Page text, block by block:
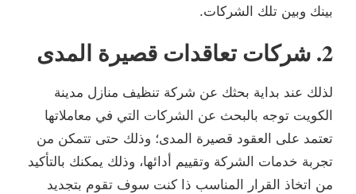
بينك وبين تلك الشركات.
2. شركات تعاقدات قصيرة المدى
لذلك عند بداية بحثك عن شركة تنظيف منازل مدينة
الكويت توجه بالبحث عن الشركات التي في معاملاتها
تعتمد على العقود قصيرة المدى؛ وذلك حتى تتمكن من
تجربة خدمات الشركة وتقييم أدائها، وذلك يمكنك بالتأكيد
من اتخاذ القرار المناسب ذا كنت سوف تقوم بتجديد